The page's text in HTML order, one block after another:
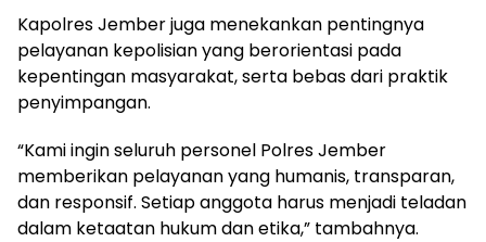
Kapolres Jember juga menekankan pentingnya
pelayanan kepolisian yang berorientasi pada
kepentingan masyarakat, serta bebas dari praktik
penyimpangan.
“Kami ingin seluruh personel Polres Jember
memberikan pelayanan yang humanis, transparan,
dan responsif. Setiap anggota harus menjadi teladan
dalam ketaatan hukum dan etika,” tambahnya.